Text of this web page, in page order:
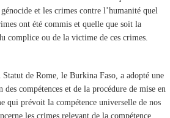
et les crimes contre l’humanité quel
ont été commis et quelle que soit la
complice ou de la victime de ces crimes.
de Rome, le Burkina Faso, a adopté une
compétences et de la procédure de mise en
qui prévoit la compétence universelle de nos
les crimes relevant de la compétence